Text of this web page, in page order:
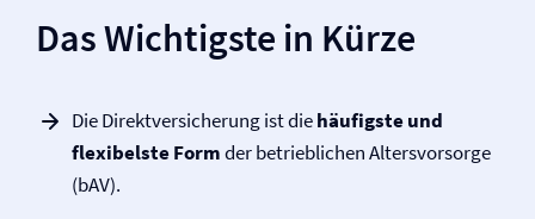
Das Wichtigste in Kürze
Die Direkt­versicherung ist diehäufigste und
flexibelste Formder betrieblichen Altersvorsorge
(bAV).